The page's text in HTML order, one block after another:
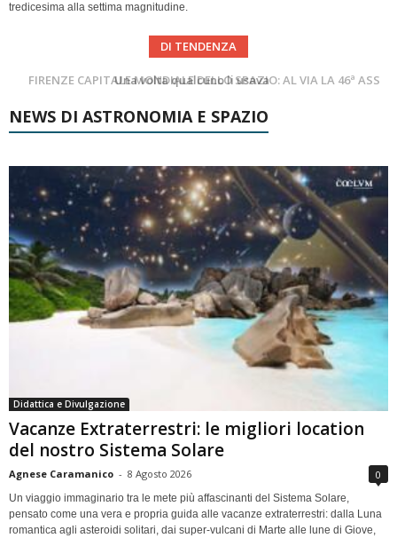
tredicesima alla settima magnitudine.
DI TENDENZA
FIRENZE CAPITALE MONDIALE DELLO SPAZIO: AL VIA LA 46ª ASSEMBLEA SCIENTIFICA DEL COSPAR
Cielo del Mese di Agosto 2026
NEWS DI ASTRONOMIA E SPAZIO
Didattica e Divulgazione
Vacanze Extraterrestri: le migliori location
del nostro Sistema Solare
Agnese Caramanico - 8 Agosto 2026 0
Un viaggio immaginario tra le mete più affascinanti del Sistema Solare,
pensato come una vera e propria guida alle vacanze extraterrestri: dalla Luna
romantica agli asteroidi solitari, dai super-vulcani di Marte alle lune di Giove,